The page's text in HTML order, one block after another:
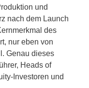
und
nach dem Launch
des
nur eben von
Genau dieses
Heads of
Investoren und